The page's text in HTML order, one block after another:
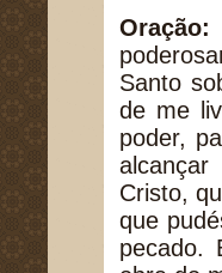
Oração:
Santo
de me
poder,
Cristo,
que
pecado.